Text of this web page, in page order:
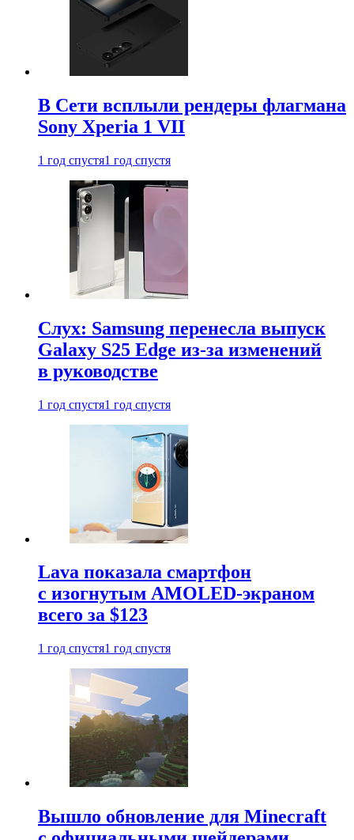
В Сети всплыли рендеры флагмана
Sony Xperia 1 VII
1 год спустя1 год спустя
Слух: Samsung перенесла выпуск
Galaxy S25 Edge из-за изменений
в руководстве
1 год спустя1 год спустя
Lava показала смартфон
с изогнутым AMOLED-экраном
всего за $123
1 год спустя1 год спустя
Вышло обновление для Minecraft